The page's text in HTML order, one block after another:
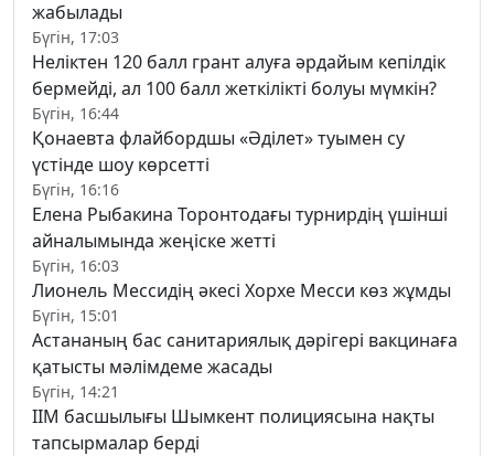
жабылады
Бүгін, 17:03
Неліктен 120 балл грант алуға әрдайым кепілдік
бермейді, ал 100 балл жеткілікті болуы мүмкін?
Бүгін, 16:44
Қонаевта флайбордшы «Әділет» туымен су
үстінде шоу көрсетті
Бүгін, 16:16
Елена Рыбакина Торонтодағы турнирдің үшінші
айналымында жеңіске жетті
Бүгін, 16:03
Лионель Мессидің әкесі Хорхе Месси көз жұмды
Бүгін, 15:01
Астананың бас санитариялық дәрігері вакцинаға
қатысты мәлімдеме жасады
Бүгін, 14:21
ІІМ басшылығы Шымкент полициясына нақты
тапсырмалар берді